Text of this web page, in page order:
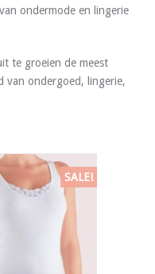
ondermode en lingerie
te groeien de meest
van ondergoed, lingerie,
SALE!